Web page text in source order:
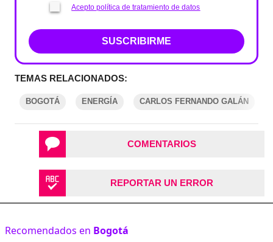
Acepto política de tratamiento de datos
SUSCRIBIRME
TEMAS RELACIONADOS:
BOGOTÁ ENERGÍA CARLOS FERNANDO GALÁN
COMENTARIOS
REPORTAR UN ERROR
Recomendados en Bogotá